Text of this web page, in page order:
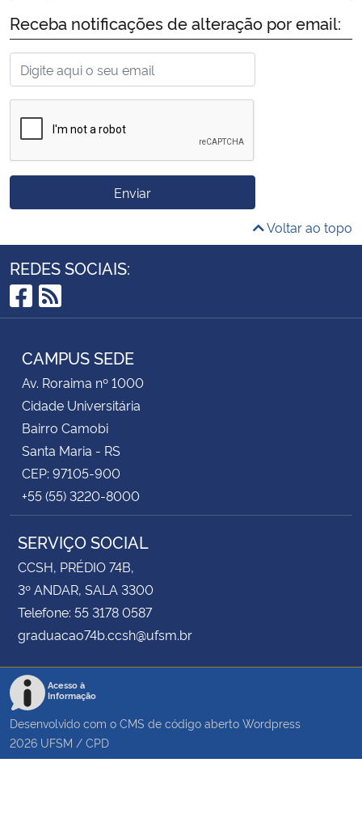
Receba notificações de alteração por email:
Enviar
Voltar ao topo
REDES SOCIAIS:
Facebook
RSS
CAMPUS SEDE
Av. Roraima nº 1000
Cidade Universitária
Bairro Camobi
Santa Maria - RS
CEP: 97105-900
+55 (55) 3220-8000
SERVIÇO SOCIAL
CCSH, PRÉDIO 74B,
3º ANDAR, SALA 3300
Telefone: 55 3178 0587
graduacao74b.ccsh@ufsm.br
Acesso à
Informação
Desenvolvido com o CMS de código aberto Wordpress
2026 UFSM / CPD